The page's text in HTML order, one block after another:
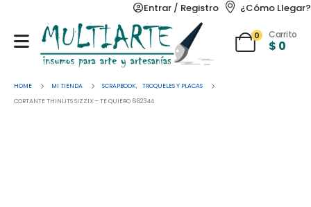
Entrar / Registro ¿Cómo Llegar?
0 Carrito
$ 0
HOME MI TIENDA SCRAPBOOK, TROQUELES Y PLACAS
CORTANTE THINLITS SIZZIX – TE QUIERO 662344